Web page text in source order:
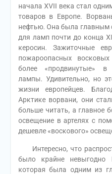
начала XVII века стал
товаров в Европе.
нефтью. Она была главным
для ламп почти до конца
керосин. Зажиточные
пожароопасных
более «продвинутые» в
лампы. Удивительно, но
жизни европейцев.
Арктике ворвани, они
больше читать, а главное
освещение в артелях с
дешевле «воскового»
Интересно, что
было крайне невыгодно
которая была одним из